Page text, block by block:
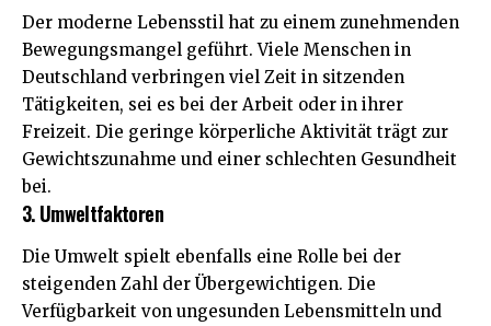
Der moderne Lebensstil hat zu einem zunehmenden
Bewegungsmangel geführt. Viele Menschen in
Deutschland verbringen viel Zeit in sitzenden
Tätigkeiten, sei es bei der Arbeit oder in ihrer
Freizeit. Die geringe körperliche Aktivität trägt zur
Gewichtszunahme und einer schlechten Gesundheit
bei.
3. Umweltfaktoren
Die Umwelt spielt ebenfalls eine Rolle bei der
steigenden Zahl der Übergewichtigen. Die
Verfügbarkeit von ungesunden Lebensmitteln und